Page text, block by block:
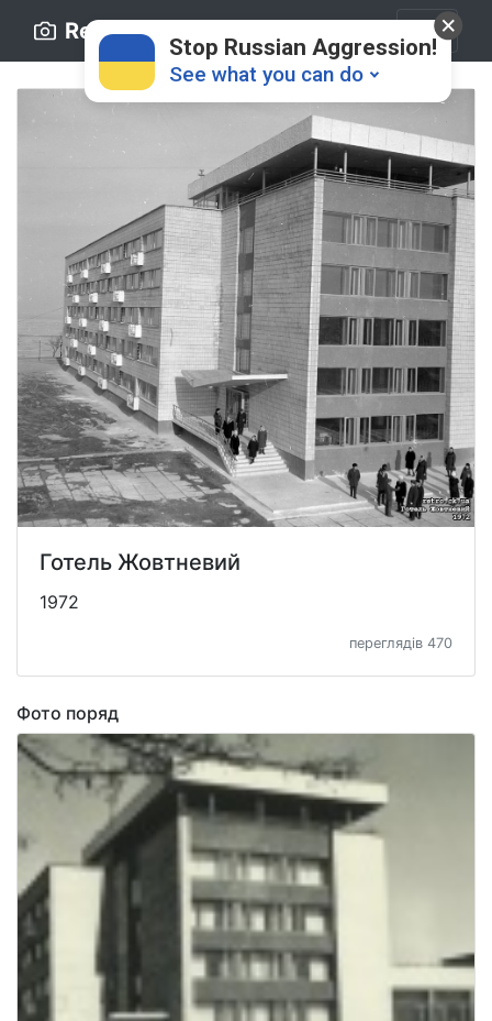
Retro.ck.ua
Готель Жовтневий
1972
переглядів 470
Фото поряд
Stop Russian Aggression!
See what you can do
Donate 💸
Support Ukraine ❤
Share this widget 📌